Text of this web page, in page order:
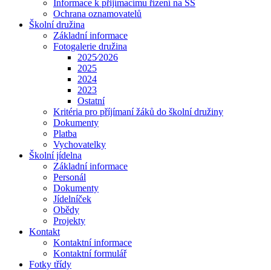
Informace k přijímacímu řízení na SŠ
Ochrana oznamovatelů
Školní družina
Základní informace
Fotogalerie družina
2025⁄2026
2025
2024
2023
Ostatní
Kritéria pro příjímaní žáků do školní družiny
Dokumenty
Platba
Vychovatelky
Školní jídelna
Základní informace
Personál
Dokumenty
Jídelníček
Obědy
Projekty
Kontakt
Kontaktní informace
Kontaktní formulář
Fotky třídy